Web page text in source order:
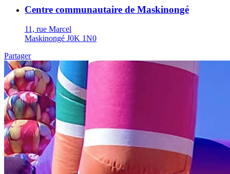
Centre communautaire de Maskinongé
11, rue Marcel
Maskinongé J0K 1N0
Partager